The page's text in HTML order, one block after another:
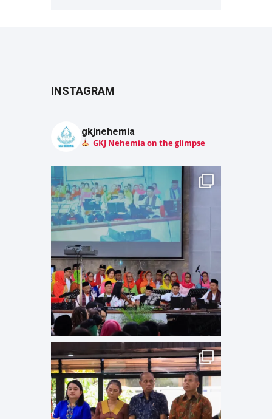
INSTAGRAM
gkjnehemia
GKJ Nehemia on the glimpse